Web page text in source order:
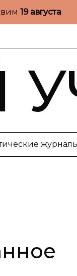
19 августа